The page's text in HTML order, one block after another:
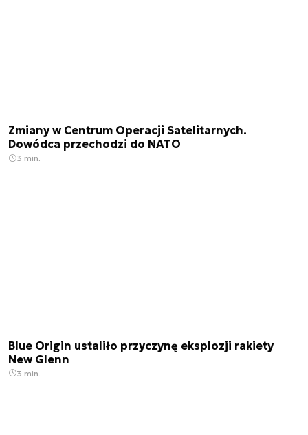
Zmiany w Centrum Operacji Satelitarnych.
Dowódca przechodzi do NATO
3 min.
Blue Origin ustaliło przyczynę eksplozji rakiety
New Glenn
3 min.